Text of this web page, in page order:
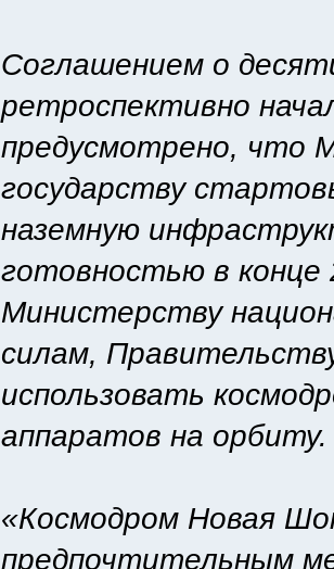
Соглашением о
ретроспективно
предусмотрено, что
государству
наземную
готовностью в конце
Министерству
силам,
использовать
аппаратов на орбиту.
«Космодром Новая
предпочтительным